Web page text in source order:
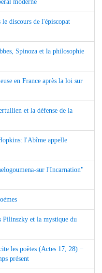
moderne
discours de l'épiscopat
Spinoza et la philosophie
en France après la loi sur
et la défense de la
l'Abîme appelle
sur l'Incarnation"
Pilinszky et la mystique du
les poètes (Actes 17, 28) −
présent